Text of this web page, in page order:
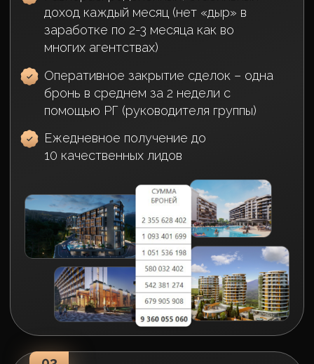
Брокеры занимаются только
продажей и
взаимодействием с
Всей бумажной волокитой,
оформлением сделки и ипотеки
занимаются отдельные люди
В результате брокеры более
эффективны: меньше выгорают
и больше продаю
А все этапы сделки с клиентом
выполняются качественно
узкоспециализированными людьми